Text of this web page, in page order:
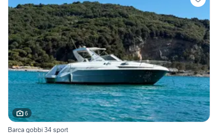
6
Barca gobbi 34 sport